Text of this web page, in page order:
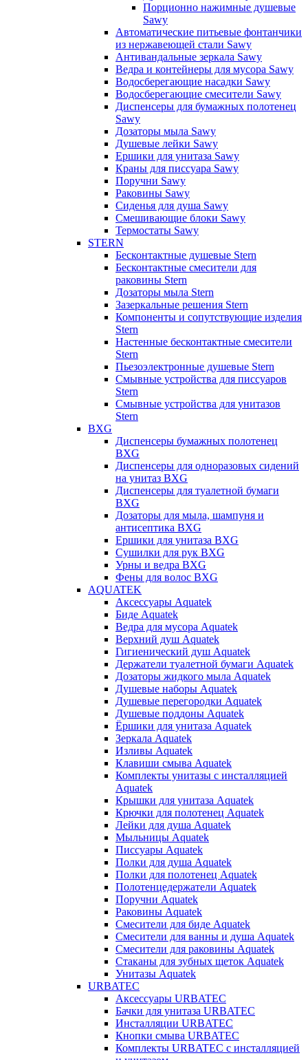
Порционно нажимные душевые
Sawy
Автоматические питьевые фонтанчики
из нержавеющей стали Sawy
Антивандальные зеркала Sawy
Ведра и контейнеры для мусора Sawy
Водосберегающие насадки Sawy
Водосберегающие смесители Sawy
Диспенсеры для бумажных полотенец
Sawy
Дозаторы мыла Sawy
Душевые лейки Sawy
Ершики для унитаза Sawy
Краны для писсуара Sawy
Поручни Sawy
Раковины Sawy
Сиденья для душа Sawy
Смешивающие блоки Sawy
Термостаты Sawy
STERN
Бесконтактные душевые Stern
Бесконтактные смесители для
раковины Stern
Дозаторы мыла Stern
Зазеркальные решения Stern
Компоненты и сопутствующие изделия
Stern
Настенные бесконтактные смесители
Stern
Пьезоэлектронные душевые Stern
Смывные устройства для писсуаров
Stern
Смывные устройства для унитазов
Stern
BXG
Диспенсеры бумажных полотенец
BXG
Диспенсеры для одноразовых сидений
на унитаз BXG
Диспенсеры для туалетной бумаги
BXG
Дозаторы для мыла, шампуня и
антисептика BXG
Ершики для унитаза BXG
Сушилки для рук BXG
Урны и ведра BXG
Фены для волос BXG
AQUATEK
Аксессуары Aquatek
Биде Aquatek
Ведра для мусора Aquatek
Верхний душ Aquatek
Гигиенический душ Aquatek
Держатели туалетной бумаги Aquatek
Дозаторы жидкого мыла Aquatek
Душевые наборы Aquatek
Душевые перегородки Aquatek
Душевые поддоны Aquatek
Ёршики для унитаза Aquatek
Зеркала Aquatek
Изливы Aquatek
Клавиши смыва Aquatek
Комплекты унитазы с инсталляцией
Aquatek
Крышки для унитаза Aquatek
Крючки для полотенец Aquatek
Лейки для душа Aquatek
Мыльницы Aquatek
Писсуары Aquatek
Полки для душа Aquatek
Полки для полотенец Aquatek
Полотенцедержатели Aquatek
Поручни Aquatek
Раковины Aquatek
Смесители для биде Aquatek
Смесители для ванны и душа Aquatek
Смесители для раковины Aquatek
Стаканы для зубных щеток Aquatek
Унитазы Aquatek
URBATEC
Аксессуары URBATEC
Бачки для унитаза URBATEC
Инсталляции URBATEC
Кнопки смыва URBATEC
Комплекты URBATEC с инсталляцией